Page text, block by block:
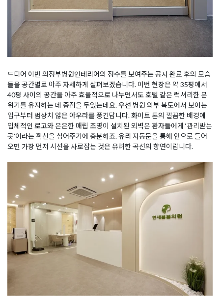
드디어 이번 의정부병원인테리어의 정수를 보여주는 공사 완료 후의 모습
들을 공간별로 아주 자세하게 살펴보겠습니다. 이번 현장은 약 35평에서
40평 사이의 공간을 아주 효율적으로 나누면서도 호텔 같은 럭셔리한 분
위기를 유지하는 데 중점을 두었는데요. 우선 병원 외부 복도에서 보이는
입구부터 범상치 않은 아우라를 풍긴답니다. 화이트 톤의 깔끔한 배경에
입체적인 로고와 은은한 매립 조명이 설치된 외벽은 환자들에게 ‘관리받는
곳’이라는 확신을 심어주기에 충분하죠. 유리 자동문을 통해 안으로 들어
오면 가장 먼저 시선을 사로잡는 것은 유려한 곡선의 향연이랍니다.